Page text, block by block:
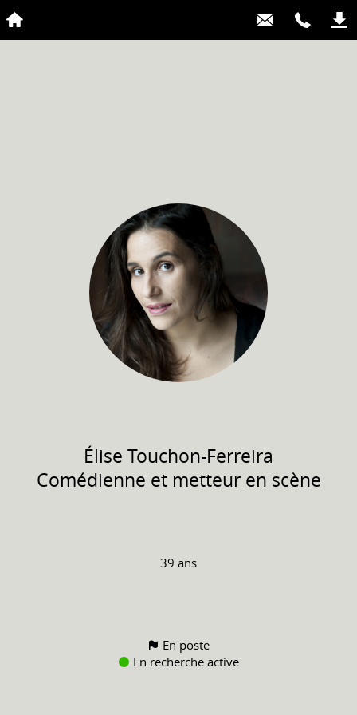
Élise Touchon-Ferreira
Comédienne et metteur en scène
39 ans
En poste
En recherche active